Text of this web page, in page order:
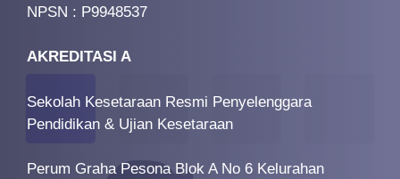
NPSN : P9948537
AKREDITASI A
Sekolah Kesetaraan Resmi Penyelenggara
Pendidikan & Ujian Kesetaraan
Perum Graha Pesona Blok A No 6 Kelurahan